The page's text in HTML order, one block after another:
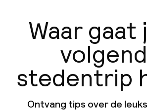
Waar gaat
stedentrip
Ontvang tips over de